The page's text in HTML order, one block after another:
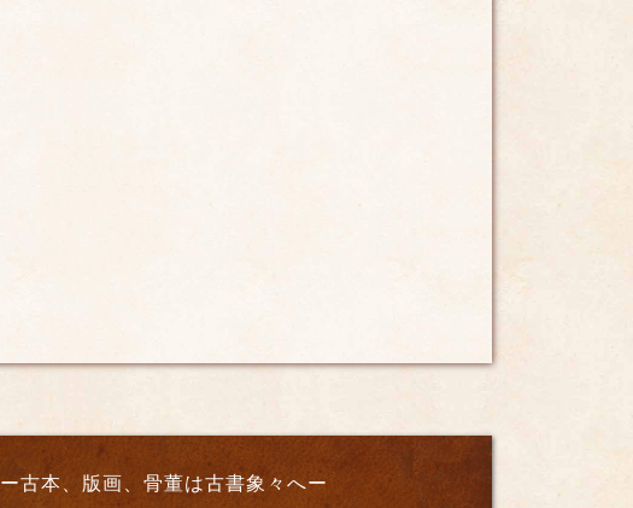
ー古本、版画、骨董は古書象々へー